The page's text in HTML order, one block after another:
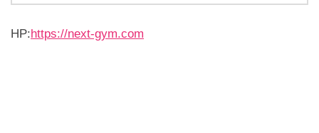
HP:https://next-gym.com